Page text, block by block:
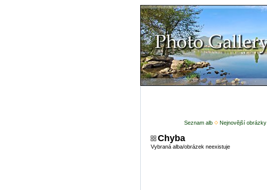
Seznam alb
Nejnovější obrázky
Chyba
Vybraná alba/obrázek neexistuje